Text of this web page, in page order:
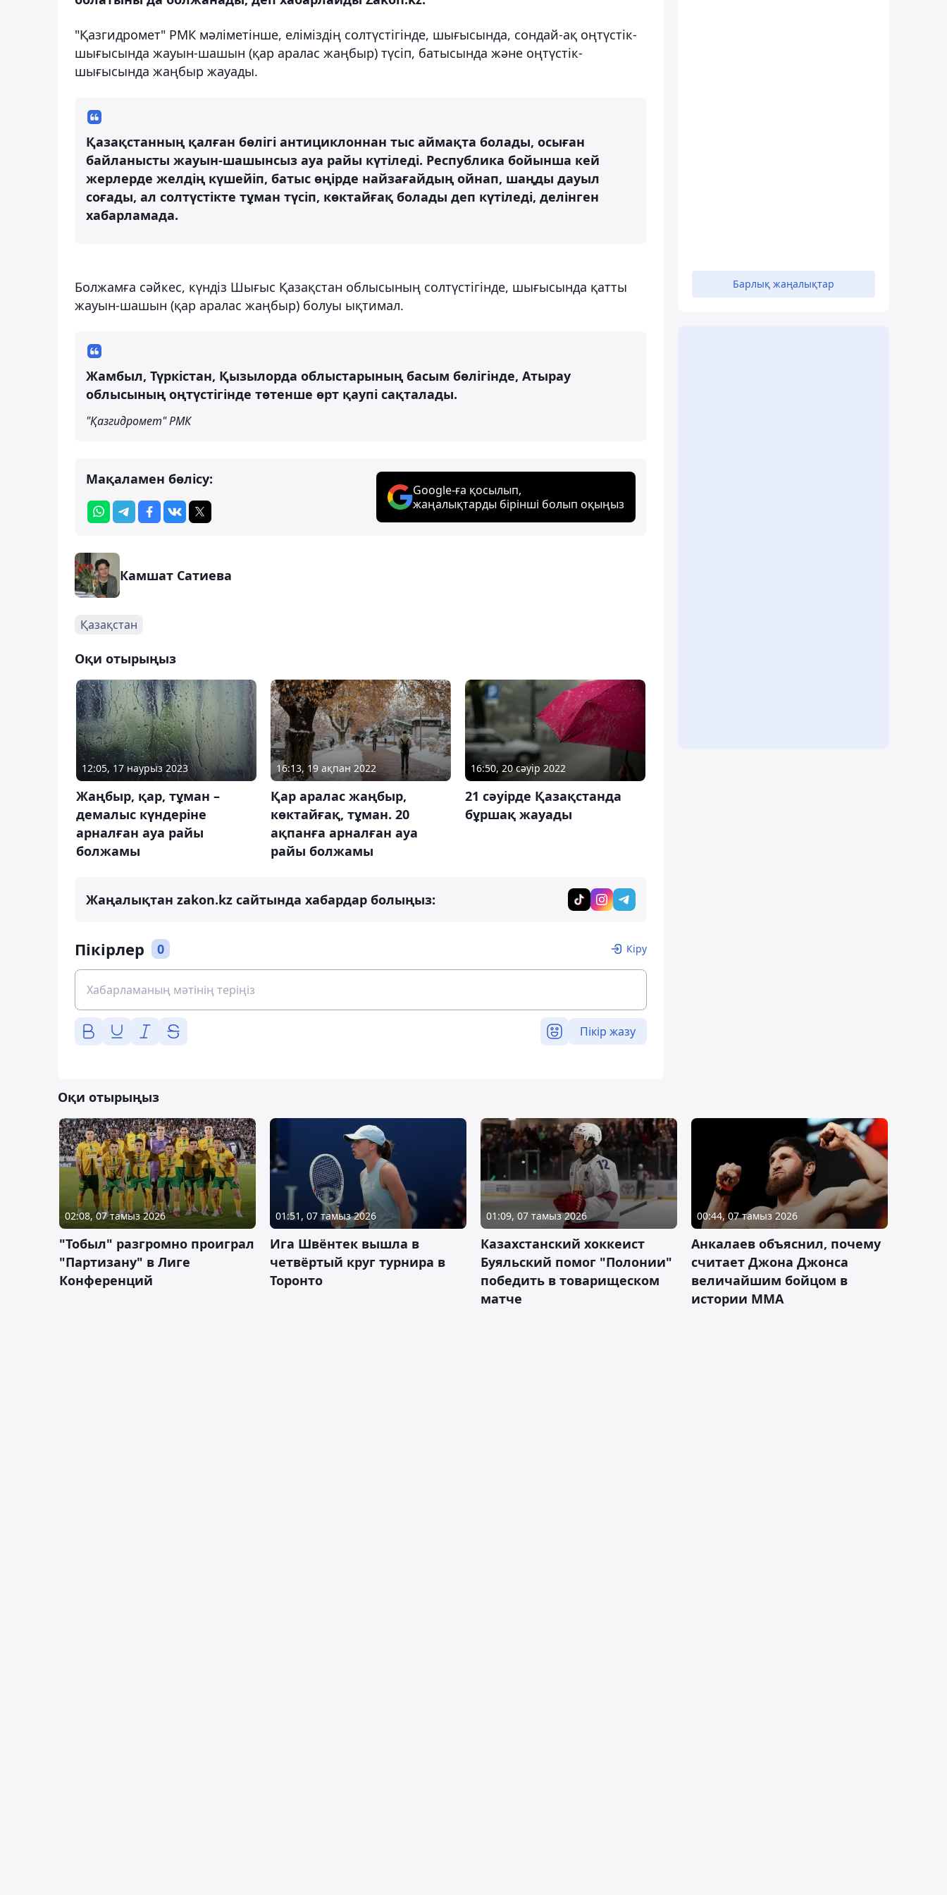
"Қазгидромет" РМК мәліметінше, еліміздің солтүстігінде, шығысында, сондай-ақ оңтүстік-
шығысында жауын-шашын (қар аралас жаңбыр) түсіп, батысында және оңтүстік-
шығысында жаңбыр жауады.
Қазақстанның қалған бөлігі антициклоннан тыс аймақта болады, осыған
байланысты жауын-шашынсыз ауа райы күтіледі. Республика бойынша кей
жерлерде желдің күшейіп, батыс өңірде найзағайдың ойнап, шаңды дауыл
соғады, ал солтүстікте тұман түсіп, көктайғақ болады деп күтіледі, делінген
хабарламада.
Болжамға сәйкес, күндіз Шығыс Қазақстан облысының солтүстігінде, шығысында қатты
жауын-шашын (қар аралас жаңбыр) болуы ықтимал.
Жамбыл, Түркістан, Қызылорда облыстарының басым бөлігінде, Атырау
облысының оңтүстігінде төтенше өрт қаупі сақталады.
"Қазгидромет" РМК
Мақаламен бөлісу:
Google-ға қосылып,
жаңалықтарды бірінші болып оқыңыз
Камшат Сатиева
Қазақстан
Оқи отырыңыз
12:05, 17 наурыз 2023
Жаңбыр, қар, тұман –
демалыс күндеріне
арналған ауа райы
болжамы
16:13, 19 ақпан 2022
Қар аралас жаңбыр,
көктайғақ, тұман. 20
ақпанға арналған ауа
райы болжамы
16:50, 20 сәуір 2022
21 сәуірде Қазақстанда
бұршақ жауады
Жаңалықтан zakon.kz сайтында хабардар болыңыз:
Пікірлер 0 Кіру
Пікір жазу
Барлық жаңалықтар
Оқи отырыңыз
02:08, 07 тамыз 2026
"Тобыл" разгромно проиграл
"Партизану" в Лиге
Конференций
01:51, 07 тамыз 2026
Ига Швёнтек вышла в
четвёртый круг турнира в
Торонто
01:09, 07 тамыз 2026
Казахстанский хоккеист
Буяльский помог "Полонии"
победить в товарищеском
матче
00:44, 07 тамыз 2026
Анкалаев объяснил, почему
считает Джона Джонса
величайшим бойцом в
истории ММА